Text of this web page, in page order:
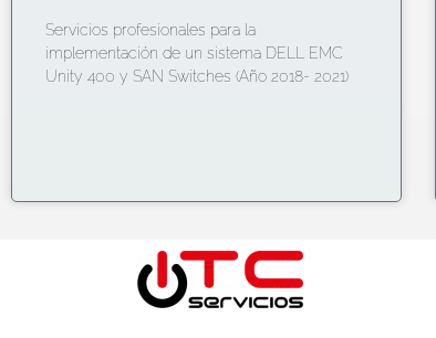
Servicios profesionales para la
implementación de un sistema DELL EMC
Unity 400 y SAN Switches (Año 2018- 2021)